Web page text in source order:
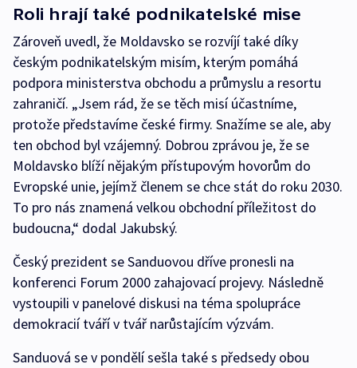
Roli hrají také podnikatelské mise
Zároveň uvedl, že Moldavsko se rozvíjí také díky
českým podnikatelským misím, kterým pomáhá
podpora ministerstva obchodu a průmyslu a resortu
zahraničí. „Jsem rád, že se těch misí účastníme,
protože představíme české firmy. Snažíme se ale, aby
ten obchod byl vzájemný. Dobrou zprávou je, že se
Moldavsko blíží nějakým přístupovým hovorům do
Evropské unie, jejímž členem se chce stát do roku 2030.
To pro nás znamená velkou obchodní příležitost do
budoucna,“ dodal Jakubský.
Český prezident se Sanduovou dříve pronesli na
konferenci Forum 2000 zahajovací projevy. Následně
vystoupili v panelové diskusi na téma spolupráce
demokracií tváří v tvář narůstajícím výzvám.
Sanduová se v pondělí sešla také s předsedy obou